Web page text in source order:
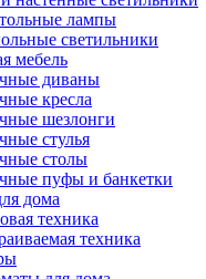
лампы
светильники
мебель
диваны
кресла
шезлонги
стулья
столы
пуфы и банкетки
дома
техника
техника